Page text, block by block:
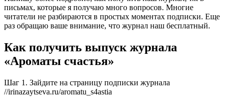
письмах, которые я получаю много вопросов. Многие
читатели не разбираются в простых моментах подписки. Еще
раз обращаю ваше внимание, что журнал наш бесплатный.
Как получить выпуск журнала
«Ароматы счастья»
Шаг 1. Зайдите на страницу подписки журнала
//irinazaytseva.ru/aromatu_s4astia